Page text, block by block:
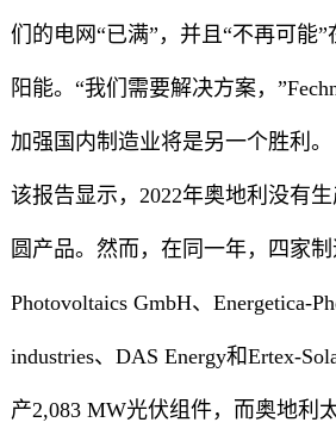
们的电网“已满”，并且“不再可能
阳能。“我们需要解决方案，
加强国内制造业将是另一个胜利。
该报告显示，2022年奥地利没有
圆产品。然而，在同一年，四家
Photovoltaics GmbH、Energetica-
industries、DAS Energy和Ertex-
产2,083 MW光伏组件，而奥地利